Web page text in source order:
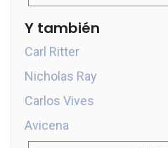
Y también
Carl Ritter
Nicholas Ray
Carlos Vives
Avicena